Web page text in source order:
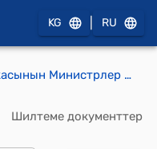
KG RU
Кыргыз Республикасынын Министрлер Кабинетинин 2025-жылдын 7-мартындагы № 121 "Автотранспорт каражаттарынын кузовдорун Кыргыз Республикасына ташып келүүгө (импорттоого) убактылуу тыюу салууну киргизүү жөнүндө" токтому
Шилтеме документтер